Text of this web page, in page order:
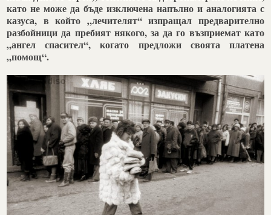
като не може да бъде изключена напълно и аналогията с
казуса, в който „лечителят“ изпращал предварително
разбойници да пребият някого, за да го възприемат като
„ангел спасител“, когато предложи своята платена
„помощ“.